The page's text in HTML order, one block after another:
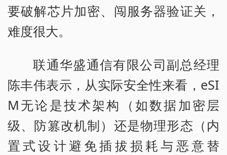
要破解芯片加密、闯服务器验证关，
难度很大。
联通华盛通信有限公司副总经理
陈丰伟表示，从实际安全性来看，eSI
M无论是技术架构（如数据加密层
级、防篡改机制）还是物理形态（内
置式设计避免插拔损耗与恶意替